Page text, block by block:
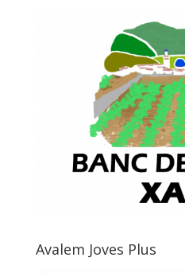
Avalem Joves Plus